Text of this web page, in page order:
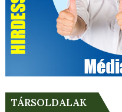
TÁRSOLDALAK